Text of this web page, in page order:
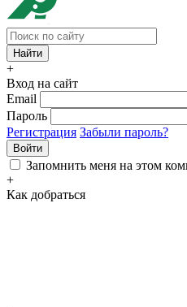
+
Вход на сайт
Email
Пароль
Регистрация Забыли пароль?
Войти
Запомнить меня на этом
+
Как добраться